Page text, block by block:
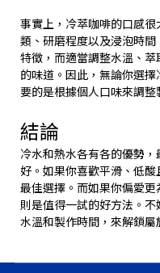
事實上，冷萃咖啡的口感
類、研磨程度以及浸泡時
特徵，而適當調整水溫、
的味道。因此，無論你選
要的是根據個人口味來調整
結論
冷水和熱水各有各的優勢
好。如果你喜歡平滑、低
最佳選擇。而如果你偏愛
則是值得一試的好方法。
水溫和製作時間，來解鎖屬